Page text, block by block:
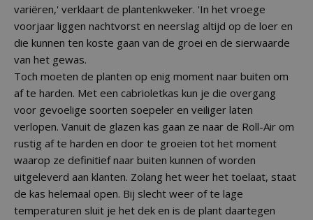
variëren,' verklaart de plantenkweker. 'In het vroege
voorjaar liggen nachtvorst en neerslag altijd op de loer en
die kunnen ten koste gaan van de groei en de sierwaarde
van het gewas.
Toch moeten de planten op enig moment naar buiten om
af te harden. Met een cabrioletkas kun je die overgang
voor gevoelige soorten soepeler en veiliger laten
verlopen. Vanuit de glazen kas gaan ze naar de Roll-Air om
rustig af te harden en door te groeien tot het moment
waarop ze definitief naar buiten kunnen of worden
uitgeleverd aan klanten. Zolang het weer het toelaat, staat
de kas helemaal open. Bij slecht weer of te lage
temperaturen sluit je het dek en is de plant daartegen